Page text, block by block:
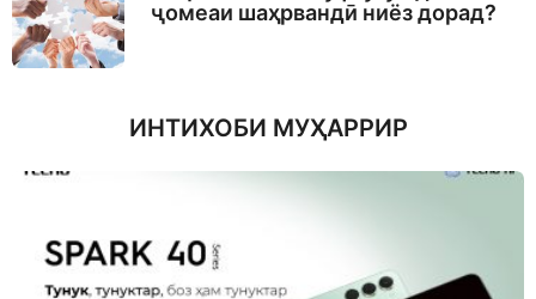
ҷомеаи шаҳрвандӣ ниёз дорад?
ИНТИХОБИ МУҲАРРИР